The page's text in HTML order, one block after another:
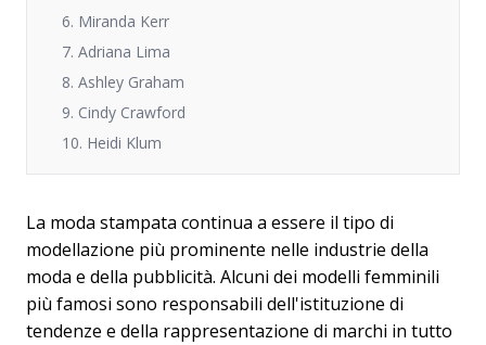
6. Miranda Kerr
7. Adriana Lima
8. Ashley Graham
9. Cindy Crawford
10. Heidi Klum
La moda stampata continua a essere il tipo di
modellazione più prominente nelle industrie della
moda e della pubblicità. Alcuni dei modelli femminili
più famosi sono responsabili dell'istituzione di
tendenze e della rappresentazione di marchi in tutto